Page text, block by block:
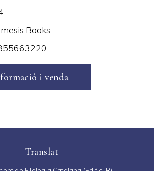
Books
i venda
Translat